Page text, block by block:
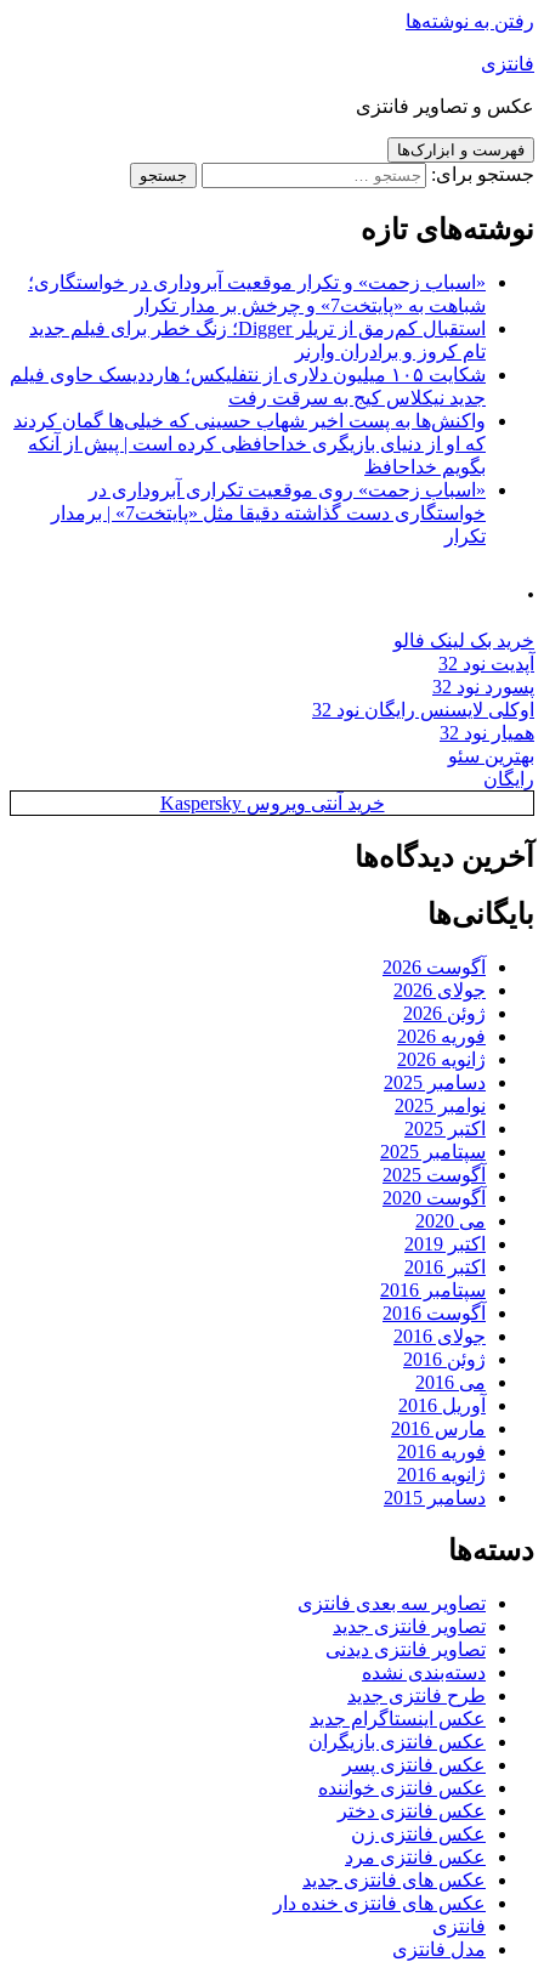
رفتن به نوشته‌ها
فانتزی
عکس و تصاویر فانتزی
فهرست و ابزارک‌ها
جستجو برای:
نوشته‌های تازه
«اسباب زحمت» و تکرار موقعیت آبروداری در خواستگاری؛
شباهت به «پایتخت7» و چرخش بر مدار تکرار
استقبال کم‌رمق از تریلر Digger؛ زنگ خطر برای فیلم جدید
تام کروز و برادران وارنر
شکایت ۱۰۵ میلیون دلاری از نتفلیکس؛ هارددیسک حاوی فیلم
جدید نیکلاس کیج به سرقت رفت
واکنش‌ها به پست اخیر شهاب حسینی که خیلی‌ها گمان کردند
که او از دنیای بازیگری خداحافظی کرده است | پیش از آنکه
بگویم خداحافظ
«اسباب زحمت» روی موقعیت تکراری آبروداری در
خواستگاری دست گذاشته دقیقا مثل «پایتخت7» | برمدار
تکرار
.
خرید بک لینک فالو
آپدیت نود 32
پسورد نود 32
اوکلی لایسنس رایگان نود 32
همیار نود 32
بهترین سئو
رایگان
خرید آنتی ویروس Kaspersky
آخرین دیدگاه‌ها
بایگانی‌ها
آگوست 2026
جولای 2026
ژوئن 2026
فوریه 2026
ژانویه 2026
دسامبر 2025
نوامبر 2025
اکتبر 2025
سپتامبر 2025
آگوست 2025
آگوست 2020
می 2020
اکتبر 2019
اکتبر 2016
سپتامبر 2016
آگوست 2016
جولای 2016
ژوئن 2016
می 2016
آوریل 2016
مارس 2016
فوریه 2016
ژانویه 2016
دسامبر 2015
دسته‌ها
تصاویر سه بعدی فانتزی
تصاویر فانتزی جدید
تصاویر فانتزی دیدنی
دسته‌بندی نشده
طرح فانتزی جدید
عکس اینستاگرام جدید
عکس فانتزی بازیگران
عکس فانتزی پسر
عکس فانتزی خواننده
عکس فانتزی دختر
عکس فانتزی زن
عکس فانتزی مرد
عکس های فانتزی جدید
عکس های فانتزی خنده دار
فانتزی
مدل فانتزی